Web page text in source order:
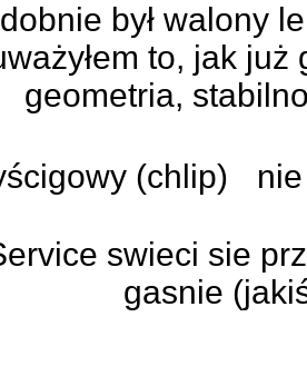
był walony
to, jak już
geometria,
(chlip) nie
swieci sie
gasnie